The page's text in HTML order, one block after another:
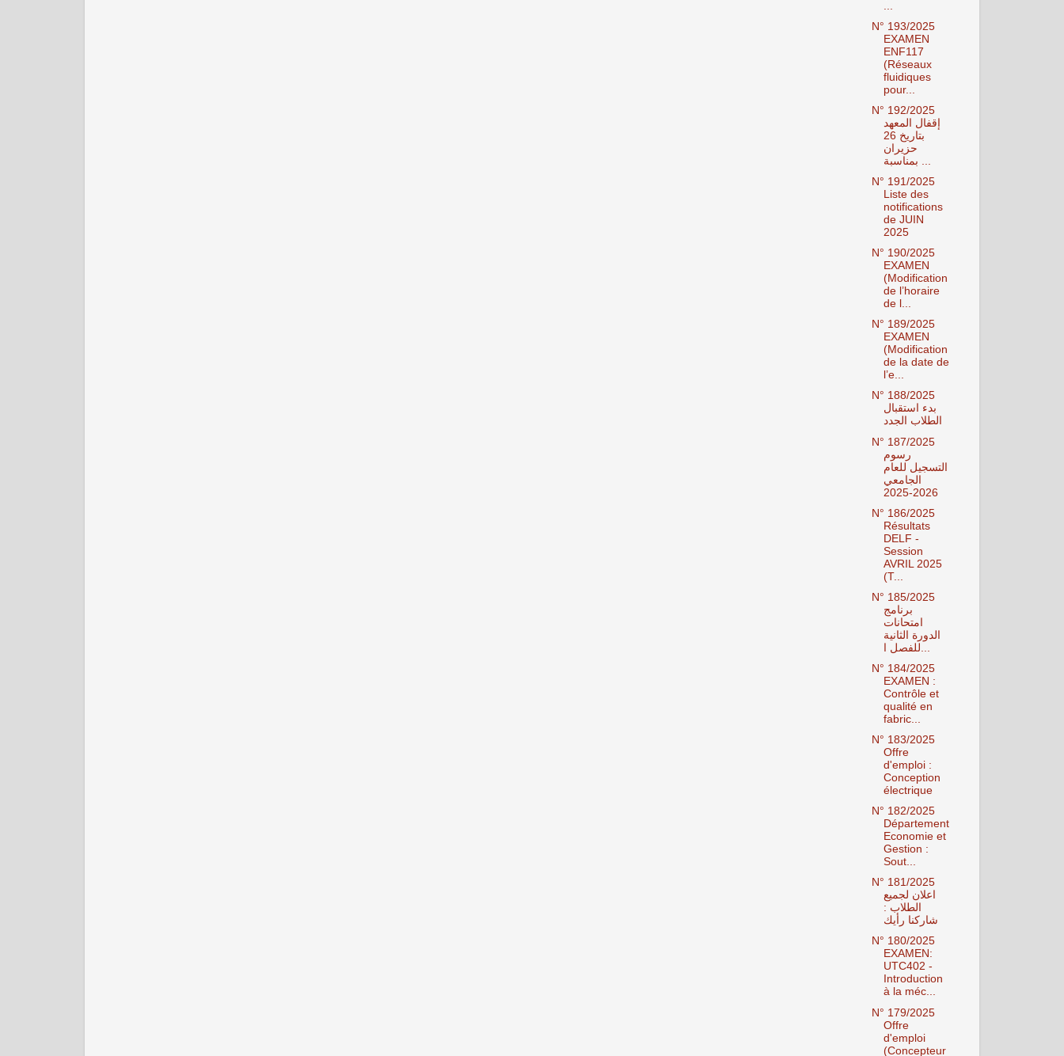
N° 193/2025
EXAMEN
ENF117
(Réseaux
fluidiques
pour...
N° 192/2025
إقفال المعهد
بتاريخ 26
حزيران
N° 191/2025
Liste des
notifications
de JUIN
2025
N° 190/2025
EXAMEN
(Modification
de l’horaire
de l...
N° 189/2025
EXAMEN
(Modification
de la date de
l’e...
N° 188/2025
بدء استقبال
الطلاب الجدد
N° 187/2025
رسوم
التسجيل للعام
الجامعي
2026-2025
N° 186/2025
Résultats
DELF -
Session
AVRIL 2025
(T...
N° 185/2025
برنامج
امتحانات
الدورة الثانية
N° 184/2025
EXAMEN :
Contrôle et
qualité en
fabric...
N° 183/2025
Offre
d'emploi :
Conception
électrique
N° 182/2025
Département
Economie et
Gestion :
Sout...
N° 181/2025
اعلان لجميع
الطلاب :
شاركنا رأيك
N° 180/2025
EXAMEN:
UTC402 -
Introduction
à la méc...
N° 179/2025
Offre
d'emploi
(Concepteur